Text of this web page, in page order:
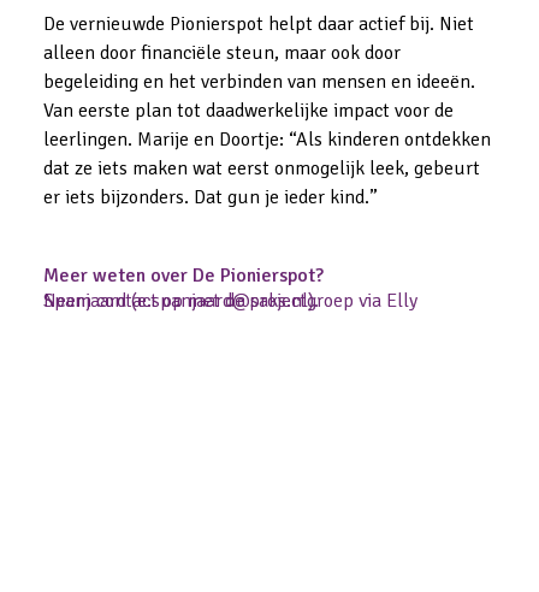
De vernieuwde Pionierspot helpt daar actief bij. Niet
alleen door financiële steun, maar ook door
begeleiding en het verbinden van mensen en ideeën.
Van eerste plan tot daadwerkelijke impact voor de
leerlingen. Marije en Doortje: “Als kinderen ontdekken
dat ze iets maken wat eerst onmogelijk leek, gebeurt
er iets bijzonders. Dat gun je ieder kind.”
Meer weten over De Pionierspot?
Neem contact op met de projectgroep via Elly Spanjaard (e.spanjaard@saks.nl).